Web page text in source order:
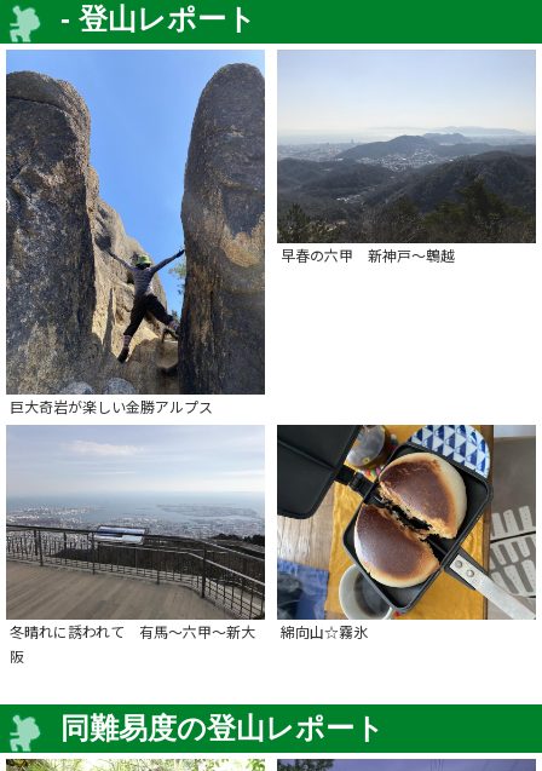
- 登山レポート
巨大奇岩が楽しい金勝アルプス
早春の六甲 新神戸～鵯越
冬晴れに誘われて 有馬～六甲～新大
阪
綿向山☆霧氷
同難易度の登山レポート